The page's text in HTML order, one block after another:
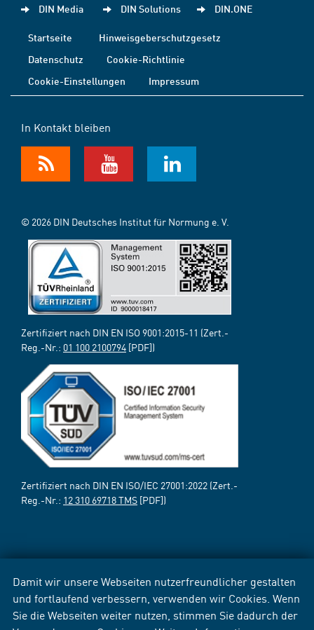
Damit wir unsere Webseiten nutzerfreundlicher gestalten
und fortlaufend verbessern, verwenden wir Cookies. Wenn
Sie die Webseiten weiter nutzen, stimmen Sie dadurch der
DIN Media DIN Solutions DIN.ONE
Startseite
Hinweisgeberschutzgesetz
Datenschutz
Cookie-Richtlinie
Cookie-Einstellungen
Impressum
In Kontakt bleiben
© 2026 DIN Deutsches Institut für Normung e. V.
Zertifiziert nach DIN EN ISO 9001:2015-11 (Zert.-
Reg.-Nr.: 01 100 2100794 [PDF])
Zertifiziert nach DIN EN ISO/IEC 27001:2022 (Zert.-
Reg.-Nr.: 12 310 69718 TMS [PDF])